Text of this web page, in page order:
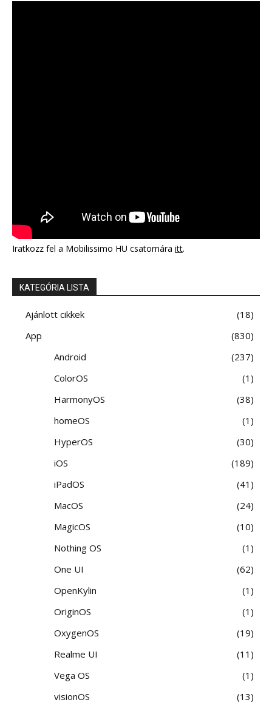
Iratkozz fel a Mobilissimo HU csatornára itt.
KATEGÓRIA LISTA
Ajánlott cikkek
18
App
830
Android
237
ColorOS
1
HarmonyOS
38
homeOS
1
HyperOS
30
iOS
189
iPadOS
41
MacOS
24
MagicOS
10
Nothing OS
1
One UI
62
OpenKylin
1
OriginOS
1
OxygenOS
19
Realme UI
11
Vega OS
1
visionOS
13